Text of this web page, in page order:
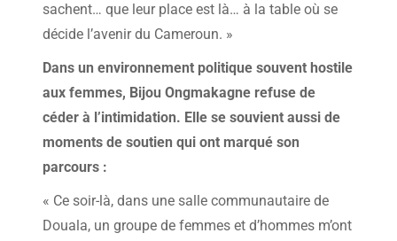
sachent… que leur place est là… à la table où se
décide l’avenir du Cameroun. »
Dans un environnement politique souvent hostile
aux femmes, Bijou Ongmakagne refuse de
céder à l’intimidation. Elle se souvient aussi de
moments de soutien qui ont marqué son
parcours :
« Ce soir-là, dans une salle communautaire de
Douala, un groupe de femmes et d’hommes m’ont